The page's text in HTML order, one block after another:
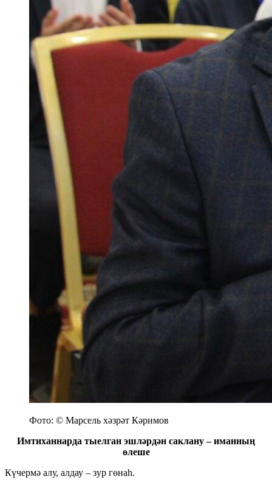
Фото: © Марсель хәзрәт Кәримов
Имтиханнарда тыелган эшләрдән саклану – иманның
өлеше
Күчермә алу, алдау – зур гөнаһ.